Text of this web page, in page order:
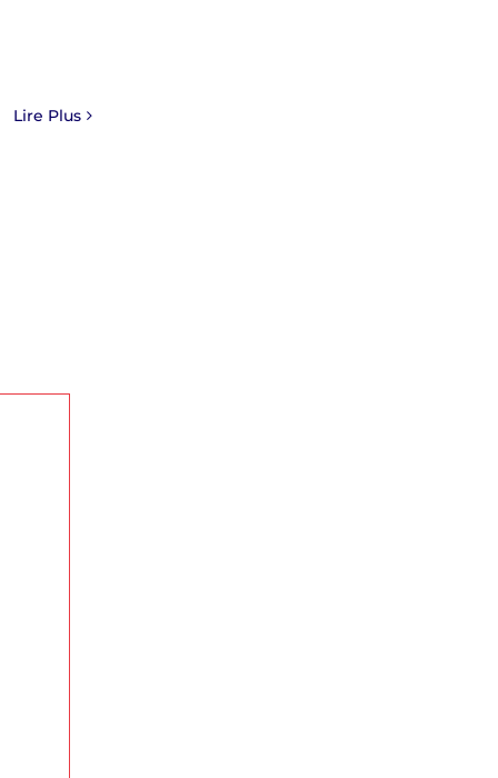
Lire Plus